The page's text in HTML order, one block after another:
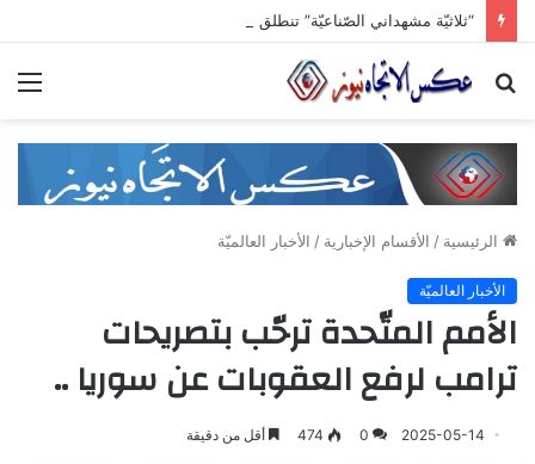
بحث
الرئيسية / الأقسام الإخبارية / الأخبار العالميّة
الأخبار العالميّة
الأمم المتّحدة ترحّب بتصريحات
ترامب لرفع العقوبات عن سوريا ..
2025-05-14
0
474 أقل من دقيقة